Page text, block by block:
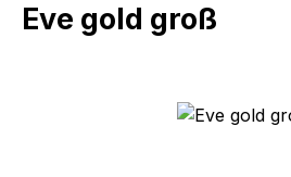
Eve gold groß
Bildergalerie überspringen